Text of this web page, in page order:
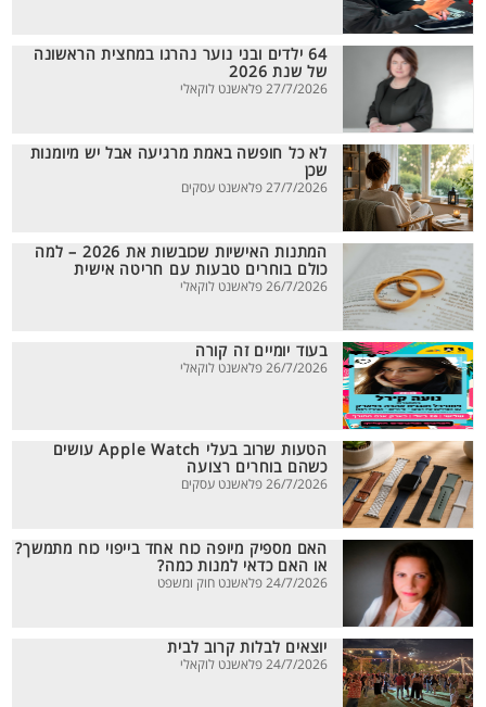
64 ילדים ובני נוער נהרגו במחצית הראשונה
של שנת 2026
27/7/2026 פלאשנט לוקאלי
לא כל חופשה באמת מרגיעה אבל יש מיומנות
שכן
27/7/2026 פלאשנט עסקים
המתנות האישיות שכובשות את 2026 – למה
כולם בוחרים טבעות עם חריטה אישית
26/7/2026 פלאשנט לוקאלי
בעוד יומיים זה קורה
26/7/2026 פלאשנט לוקאלי
הטעות שרוב בעלי Apple Watch עושים
כשהם בוחרים רצועה
26/7/2026 פלאשנט עסקים
האם מספיק מיופה כוח אחד בייפוי כוח מתמשך?
או האם כדאי למנות כמה?
24/7/2026 פלאשנט חוק ומשפט
יוצאים לבלות קרוב לבית
24/7/2026 פלאשנט לוקאלי